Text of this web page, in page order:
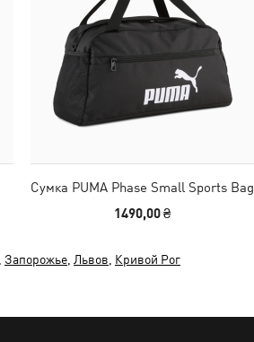
Сумка PUMA Phase Small Sports Bag
1490,00 ₴
Запорожье Львов Кривой Рог